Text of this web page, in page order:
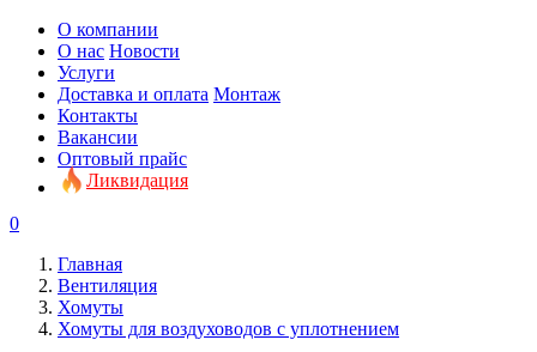
О компании
О нас Новости
Услуги
Доставка и оплата Монтаж
Контакты
Вакансии
Оптовый прайс
Ликвидация
0
Главная
Вентиляция
Хомуты
Хомуты для воздуховодов с уплотнением